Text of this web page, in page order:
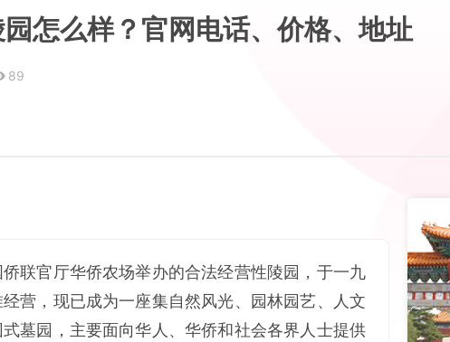
怎么样？官网电话、价格、地址
89
联官厅华侨农场举办的合法经营性陵园，于一九
营，现已成为一座集自然风光、园林园艺、人文
墓园，主要面向华人、华侨和社会各界人士提供